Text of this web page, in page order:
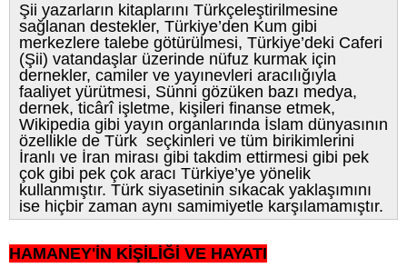
Şii yazarların kitaplarını Türkçeleştirilmesine
sağlanan destekler, Türkiye’den Kum gibi
merkezlere talebe götürülmesi, Türkiye’deki Caferi
(Şii) vatandaşlar üzerinde nüfuz kurmak için
dernekler, camiler ve yayınevleri aracılığıyla
faaliyet yürütmesi, Sünni gözüken bazı medya,
dernek, ticârî işletme, kişileri finanse etmek,
Wikipedia gibi yayın organlarında İslam dünyasının
özellikle de Türk seçkinleri ve tüm birikimlerini
İranlı ve İran mirası gibi takdim ettirmesi gibi pek
çok gibi pek çok aracı Türkiye’ye yönelik
kullanmıştır. Türk siyasetinin sıkacak yaklaşımını
ise hiçbir zaman aynı samimiyetle karşılamamıştır.
HAMANEY'İN KİŞİLİĞİ VE HAYATI